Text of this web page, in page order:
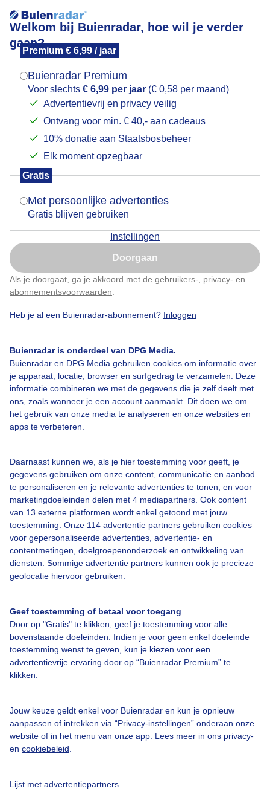
Welkom bij Buienradar, hoe wil je verder
gaan?
Premium € 6,99 / jaar
Buienradar Premium
Voor slechts € 6,99 per jaar (€ 0,58 per maand)
Advertentievrij en privacy veilig
Ontvang voor min. € 40,- aan cadeaus
10% donatie aan Staatsbosbeheer
Elk moment opzegbaar
Gratis
Met persoonlijke advertenties
Gratis blijven gebruiken
Instellingen
Doorgaan
Als je doorgaat, ga je akkoord met de gebruikers- privacy- en
abonnementsvoorwaarden
Heb je al een Buienradar-abonnement? Inloggen
Buienradar is onderdeel van DPG Media.
Buienradar en DPG Media gebruiken cookies om informatie over
je apparaat, locatie, browser en surfgedrag te verzamelen. Deze
informatie combineren we met de gegevens die je zelf deelt met
ons, zoals wanneer je een account aanmaakt. Dit doen we om
het gebruik van onze media te analyseren en onze websites en
apps te verbeteren.
Daarnaast kunnen we, als je hier toestemming voor geeft, je
gegevens gebruiken om onze content, communicatie en aanbod
te personaliseren en je relevante advertenties te tonen, en voor
marketingdoeleinden delen met 4 mediapartners. Ook content
van 13 externe platformen wordt enkel getoond met jouw
toestemming. Onze 114 advertentie partners gebruiken cookies
voor gepersonaliseerde advertenties, advertentie- en
contentmetingen, doelgroepenonderzoek en ontwikkeling van
diensten. Sommige advertentie partners kunnen ook je precieze
geolocatie hiervoor gebruiken.
Geef toestemming of betaal voor toegang
Door op "Gratis" te klikken, geef je toestemming voor alle
bovenstaande doeleinden. Indien je voor geen enkel doeleinde
toestemming wenst te geven, kun je kiezen voor een
advertentievrije ervaring door op “Buienradar Premium” te
klikken.
Jouw keuze geldt enkel voor Buienradar en kun je opnieuw
aanpassen of intrekken via “Privacy-instellingen” onderaan onze
website of in het menu van onze app. Lees meer in ons privacy-
en cookiebeleid
Lijst met advertentiepartners
ZONSONDERGANG WOLKENLUCHT BUITENGEBIED
WOGNUM NH 16 DECEMBER
Bekijk slideshow
Een moment geduld aub...
Bedrijfsgegevens
Veelgestelde vragen
Contact
Adverteren
Cookie beleid
Mogen we je locatie gebruiken voor het
Indien je hier nog geen akkoord op hebt gegeven,
verschijnt er zo een pop-up uit je browser waarin
Is goed, toon de popup
Nu niet, misschien later
Klik hierom dit aan te passen